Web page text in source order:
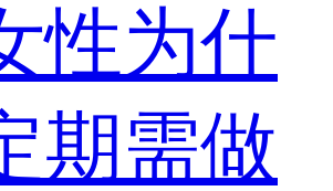
性为什
期需做